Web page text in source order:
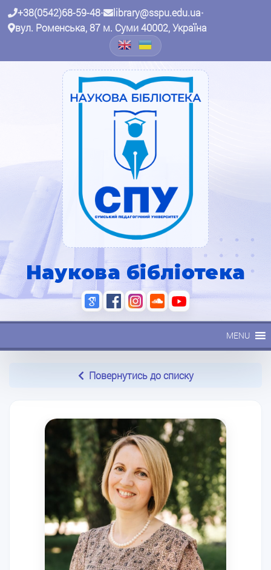
+38(0542)68-59-48• library@sspu.edu.ua•
вул. Роменська, 87 м. Суми 40002, Україна
Наукова бібліотека
MENU
Повернутись до списку